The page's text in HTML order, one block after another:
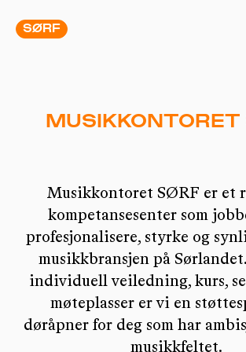
SØRF
Musikkontoret SØRF er et
kompetansesenter som
profesjonalisere, styrke og
musikkbransjen på
individuell veiledning, kurs,
møteplasser er vi en
døråpner for deg som har
musikkfeltet.